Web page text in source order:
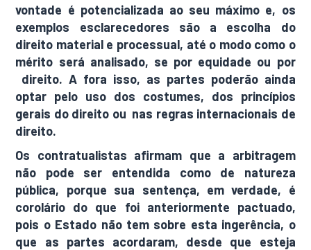
vontade é potencializada ao seu máximo e, os
exemplos esclarecedores são a escolha do
direito material e processual, até o modo como o
mérito será analisado, se por equidade ou por
direito. A fora isso, as partes poderão ainda
optar pelo uso dos costumes, dos princípios
gerais do direito ou nas regras internacionais de
direito.
Os contratualistas afirmam que a arbitragem
não pode ser entendida como de natureza
pública, porque sua sentença, em verdade, é
corolário do que foi anteriormente pactuado,
pois o Estado não tem sobre esta ingerência, o
que as partes acordaram, desde que esteja